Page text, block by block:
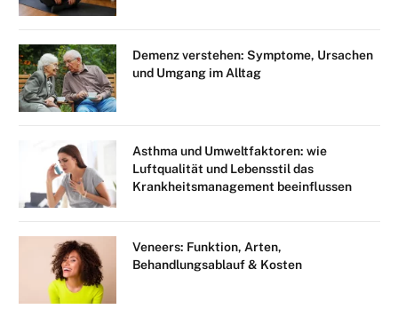
Demenz verstehen: Symptome, Ursachen
und Umgang im Alltag
Asthma und Umweltfaktoren: wie
Luftqualität und Lebensstil das
Krankheitsmanagement beeinflussen
Veneers: Funktion, Arten,
Behandlungsablauf & Kosten